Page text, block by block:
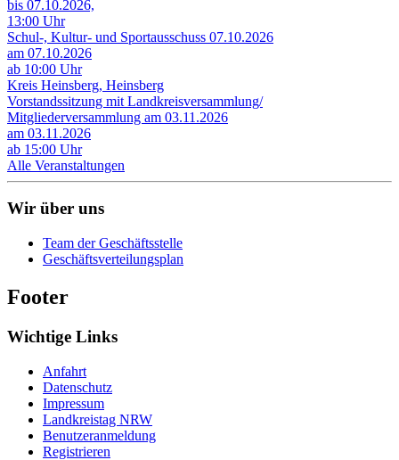
bis 07.10.2026,
13:00 Uhr
Schul-, Kultur- und Sportausschuss 07.10.2026
am 07.10.2026
ab 10:00 Uhr
Kreis Heinsberg, Heinsberg
Vorstandssitzung mit Landkreisversammlung/
Mitgliederversammlung am 03.11.2026
am 03.11.2026
ab 15:00 Uhr
Alle Veranstaltungen
Wir über uns
Team der Geschäftsstelle
Geschäftsverteilungsplan
Footer
Wichtige Links
Anfahrt
Datenschutz
Impressum
Landkreistag NRW
Benutzeranmeldung
Registrieren